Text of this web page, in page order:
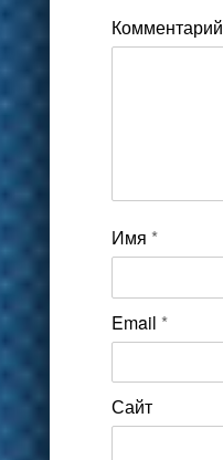
Комментарий
Имя *
Email *
Сайт